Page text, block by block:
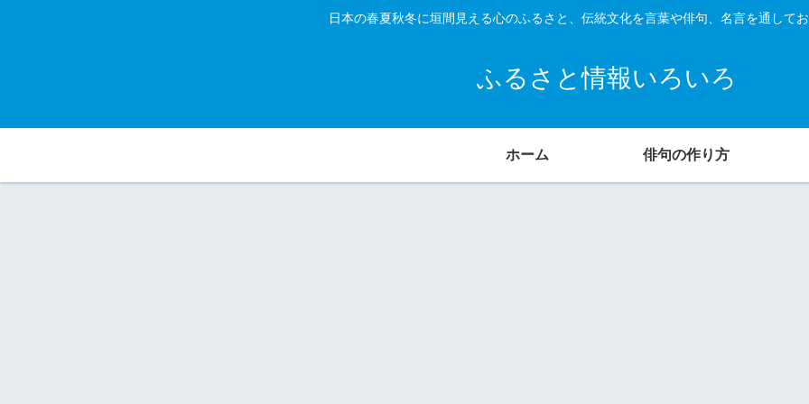
日本の春夏秋冬に垣間見える心のふるさと、伝統文化を言葉や俳句、名言を通してお
ふるさと情報いろいろ
ホーム 俳句の作り方